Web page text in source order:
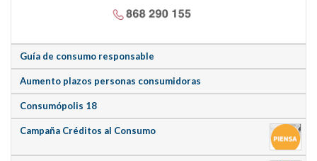
Guía de consumo responsable
Aumento plazos personas consumidoras
Consumópolis 18
Campaña Créditos al Consumo